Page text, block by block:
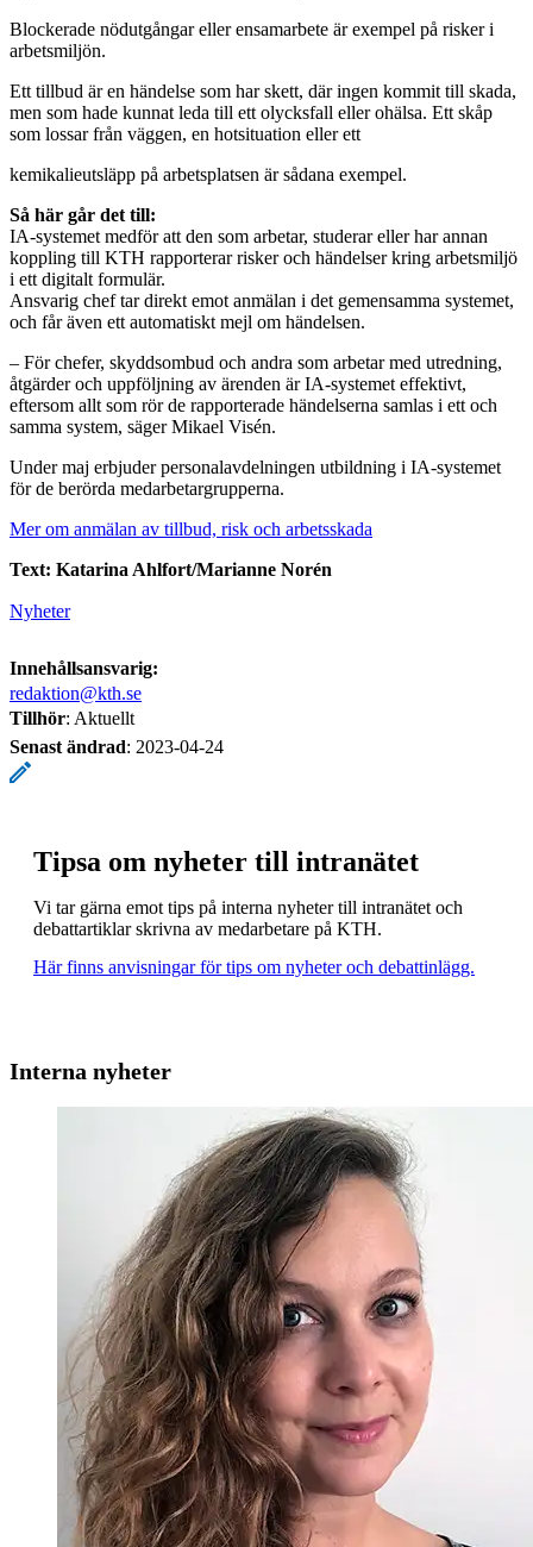
Blockerade nödutgångar eller ensamarbete är exempel på risker i
arbetsmiljön.
Ett tillbud är en händelse som har skett, där ingen kommit till skada,
men som hade kunnat leda till ett olycksfall eller ohälsa. Ett skåp
som lossar från väggen, en hotsituation eller ett
kemikalieutsläpp på arbetsplatsen är sådana exempel.
Så här går det till:
IA-systemet medför att den som arbetar, studerar eller har annan
koppling till KTH rapporterar risker och händelser kring arbetsmiljö
i ett digitalt formulär.
Ansvarig chef tar direkt emot anmälan i det gemensamma systemet,
och får även ett automatiskt mejl om händelsen.
– För chefer, skyddsombud och andra som arbetar med utredning,
åtgärder och uppföljning av ärenden är IA-systemet effektivt,
eftersom allt som rör de rapporterade händelserna samlas i ett och
samma system, säger Mikael Visén.
Under maj erbjuder personalavdelningen utbildning i IA-systemet
för de berörda medarbetargrupperna.
Mer om anmälan av tillbud, risk och arbetsskada
Text: Katarina Ahlfort/Marianne Norén
Nyheter
Innehållsansvarig:
redaktion@kth.se
Tillhör: Aktuellt
Senast ändrad: 2023-04-24
Tipsa om nyheter till intranätet
Vi tar gärna emot tips på interna nyheter till intranätet och
debattartiklar skrivna av medarbetare på KTH.
Här finns anvisningar för tips om nyheter och debattinlägg.
Interna nyheter